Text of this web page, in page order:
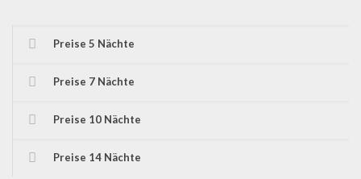
Preise 5 Nächte
Preise 7 Nächte
Preise 10 Nächte
Preise 14 Nächte